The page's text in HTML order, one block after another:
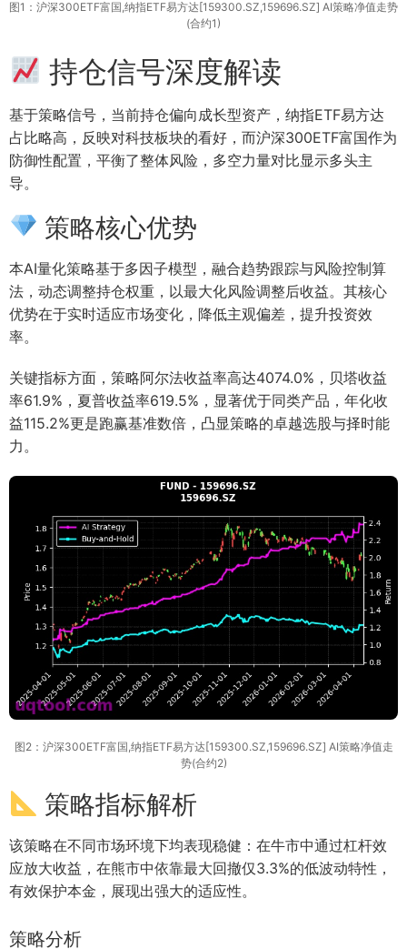
图1：沪深300ETF富国,纳指ETF易方达[159300.SZ,159696.SZ] AI策略净值走势
(合约1)
持仓信号深度解读
基于策略信号，当前持仓偏向成长型资产，纳指ETF易方达
占比略高，反映对科技板块的看好，而沪深300ETF富国作为
防御性配置，平衡了整体风险，多空力量对比显示多头主
导。
策略核心优势
本AI量化策略基于多因子模型，融合趋势跟踪与风险控制算
法，动态调整持仓权重，以最大化风险调整后收益。其核心
优势在于实时适应市场变化，降低主观偏差，提升投资效
率。
关键指标方面，策略阿尔法收益率高达4074.0%，贝塔收益
率61.9%，夏普收益率619.5%，显著优于同类产品，年化收
益115.2%更是跑赢基准数倍，凸显策略的卓越选股与择时能
力。
图2：沪深300ETF富国,纳指ETF易方达[159300.SZ,159696.SZ] AI策略净值走
势(合约2)
策略指标解析
该策略在不同市场环境下均表现稳健：在牛市中通过杠杆效
应放大收益，在熊市中依靠最大回撤仅3.3%的低波动特性，
有效保护本金，展现出强大的适应性。
策略分析